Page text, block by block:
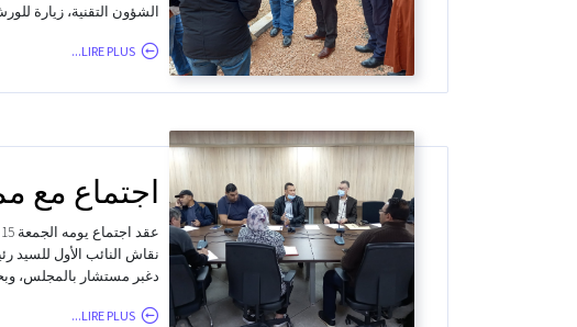
الشؤون التقنية، زيارة
LIRE PLUS...
اجتماع مع
نقاش النائب الأول للسيد
دغبر مستشار بالمجلس،
LIRE PLUS...